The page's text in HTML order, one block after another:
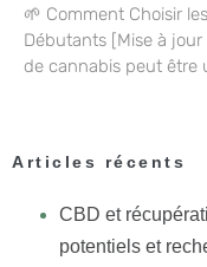
🌱 Comment Choisir
Débutants [Mise à
de cannabis peut être
Articles récents
CBD et
potentiels et